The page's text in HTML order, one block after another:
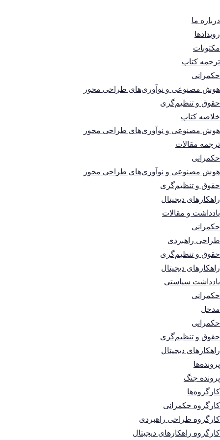
درباره ما
رویدادها
مکتوبات
ترجمه کتاب
حکمرانی
هوش مصنوعی و نوآوری‌های طراحی محور
حقوق و تنظیم‌گری
خلاصه کتاب
هوش مصنوعی و نوآوری‌های طراحی محور
ترجمه مقالات
حکمرانی
هوش مصنوعی و نوآوری‌های طراحی محور
حقوق و تنظیم‌گری
راهکارهای دیجیتال
یادداشت و مقالات
حکمرانی
طراحی راهبردی
حقوق و تنظیم‌گری
راهکارهای دیجیتال
یادداشت سیاستی
حکمرانی
مدخل
حکمرانی
حقوق و تنظیم‌گری
راهکارهای دیجیتال
پرونده‌ها
پرونده جنگ
کارگروه‌ها
کارگروه حکمرانی
کارگروه طراحی راهبردی
کارگروه راهکارهای دیجیتال